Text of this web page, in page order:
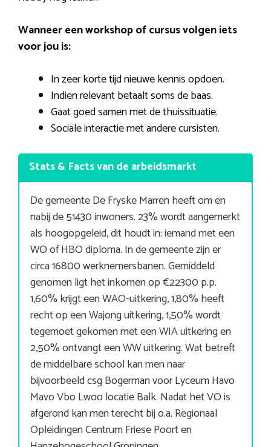
Wanneer een workshop of cursus volgen iets
voor jou is:
In zeer korte tijd nieuwe kennis opdoen.
Indien relevant betaalt soms de baas.
Gaat goed samen met de thuissituatie.
Sociale interactie met andere cursisten.
Stats & Facts van de arbeidsmarkt
De gemeente De Fryske Marren heeft om en
nabij de 51430 inwoners. 23% wordt aangemerkt
als hoogopgeleid, dit houdt in: iemand met een
WO of HBO diploma. In de gemeente zijn er
circa 16800 werknemersbanen. Gemiddeld
genomen ligt het inkomen op €22300 p.p.
1,60% krijgt een WAO-uitkering, 1,80% heeft
recht op een Wajong uitkering, 1,50% wordt
tegemoet gekomen met een WIA uitkering en
2,50% ontvangt een WW uitkering. Wat betreft
de middelbare school kan men naar
bijvoorbeeld csg Bogerman voor Lyceum Havo
Mavo Vbo Lwoo locatie Balk. Nadat het VO is
afgerond kan men terecht bij o.a. Regionaal
Opleidingen Centrum Friese Poort en